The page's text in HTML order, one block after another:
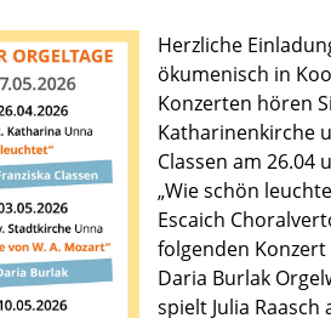
Herzliche
ökumenisch in
Konzerten hören
Katharinenkirche
Classen am
„Wie schön
Escaich
folgenden
Daria Burlak
spielt Julia